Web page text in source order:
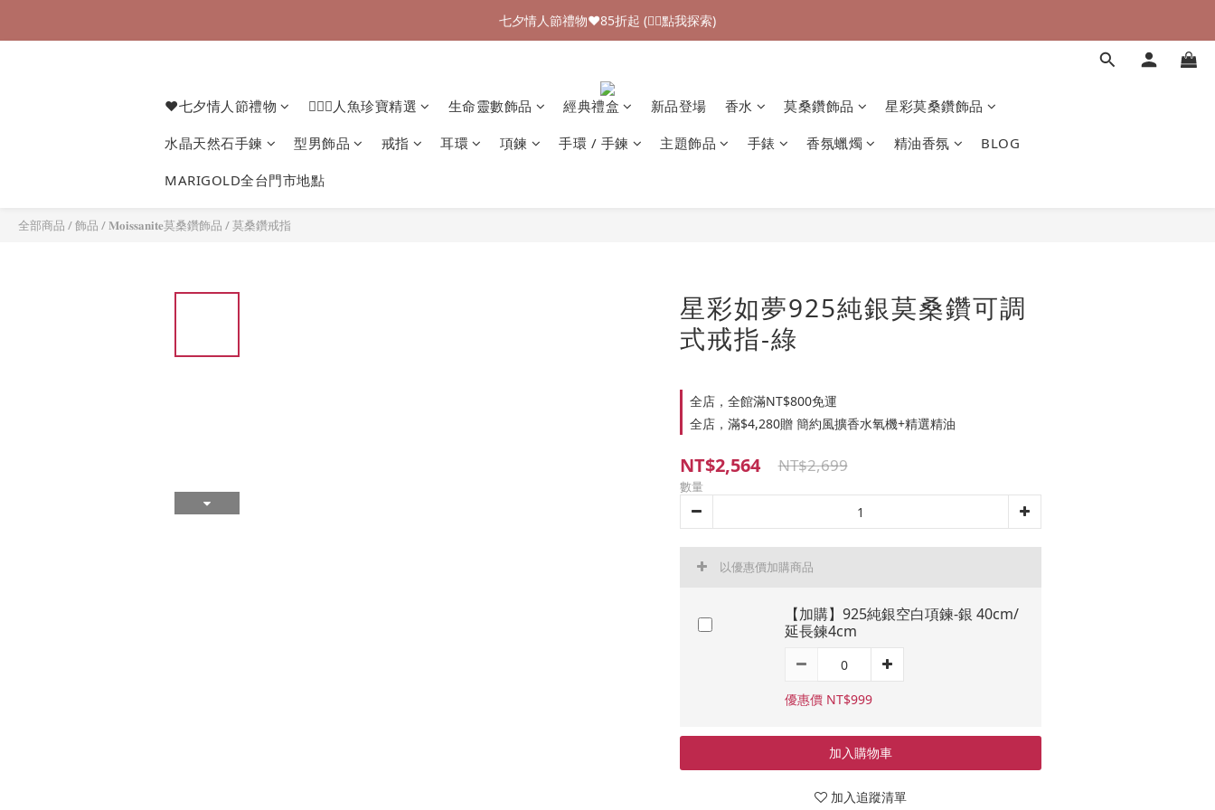
加入新會員領$100購物金💰 (👉🏻點我領取)
七夕情人節禮物❤85折起 (👉🏻點我探索)
❤七夕情人節禮物 🧜🏻‍♀️人魚珍寶精選 生命靈數飾品 經典禮盒 新品登場 香水 莫桑鑽飾品 星彩莫桑鑽飾品
水晶天然石手鍊 型男飾品 戒指 耳環 項鍊 手環 / 手鍊 主題飾品 手錶 香氛蠟燭 精油香氛 BLOG
MARIGOLD全台門市地點
全部商品 /飾品 /𝐌𝐨𝐢𝐬𝐬𝐚𝐧𝐢𝐭𝐞莫桑鑽飾品 /莫桑鑽戒指
星彩如夢925純銀莫桑鑽可調
式戒指-綠
全店，全館滿NT$800免運
全店，滿$4,280贈 簡約風擴香水氧機+精選精油
NT$2,564 NT$2,699
數量
以優惠價加購商品
【加購】925純銀空白項鍊-銀 40cm/
延長鍊4cm
優惠價 NT$999
加入購物車
加入追蹤清單